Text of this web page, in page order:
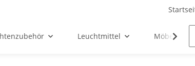
Leuchtmittel Möbel-